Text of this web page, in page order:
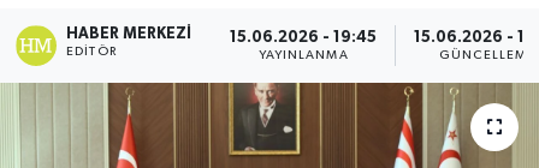
HABER MERKEZI
EDITÖR
15.06.2026 - 19:45
YAYINLANMA
15.06.2026 -
GÜNCELLEME
EKONOMİ